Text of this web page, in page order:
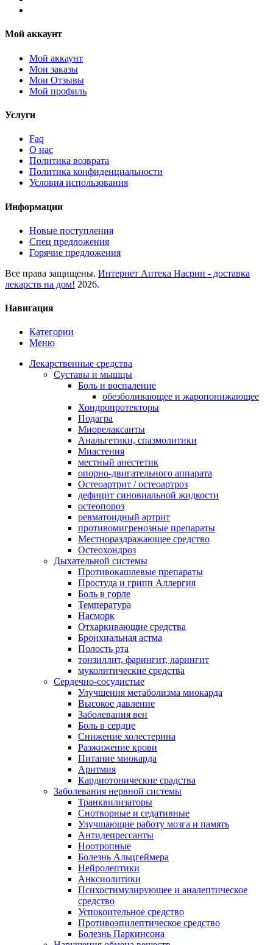
Мой аккаунт
Мой аккаунт
Мои заказы
Мои Отзывы
Мой профиль
Услуги
Faq
О нас
Политика возврата
Политика конфиденциальности
Условия использования
Информации
Новые поступления
Спец предложения
Горячие предложения
Все права защищены. Интернет Аптека Насрин - доставка
лекарств на дом! 2026.
Навигация
Категории
Меню
Лекарственные средства
Суставы и мышцы
Боль и воспаление
обезболивающее и жаропонижающее
Хондропротекторы
Подагра
Миорелаксанты
Анальгетики, спазмолитики
Миастения
местный анестетик
опорно-двигательного аппарата
Остеоартрит / остеоартроз
дефицит синовиальной жидкости
остеопороз
ревматоидный артрит
противомигренозные препараты
Местнораздражающее средство
Остеохондроз
Дыхательной системы
Противокашлевые препараты
Простуда и грипп Аллергия
Боль в горле
Температура
Насморк
Отхаркивающие средства
Бронхиальная астма
Полость рта
тонзиллит, фарингит, ларингит
муколитические средства
Сердечно-сосудистые
Улучшения метаболизма миокарда
Высокое давление
Заболевания вен
Боль в сердце
Снижение холестерина
Разжижение крови
Питание миокарда
Аритмия
Кардиотонические срадства
Заболевания нервной системы
Транквилизаторы
Снотворные и седативные
Улучшающие работу мозга и память
Антидепрессанты
Ноотропные
Болезнь Альцгеймера
Нейролептики
Анксиолитики
Психостимулирующее и аналептическое
средство
Успокоительное средство
Противоэпилептическое средство
Болезнь Паркинсона